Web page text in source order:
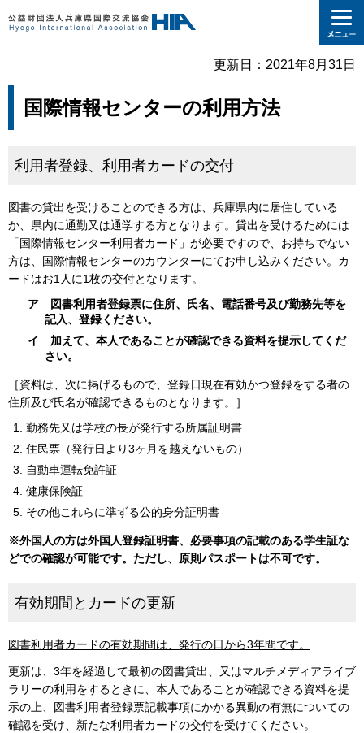
更新日：2021年8月31日
国際情報センターの利用方法
利用者登録、利用者カードの交付
図書の貸出を受けることのできる方は、兵庫県内に居住している
か、県内に通勤又は通学する方となります。貸出を受けるためには
「国際情報センター利用者カード」が必要ですので、お持ちでない
方は、国際情報センターのカウンターにてお申し込みください。カ
ードはお1人に1枚の交付となります。
ア 図書利用者登録票に住所、氏名、電話番号及び勤務先等を
記入、登録ください。
イ 加えて、本人であることが確認できる資料を提示してくだ
さい。
［資料は、次に掲げるもので、登録日現在有効かつ登録をする者の
住所及び氏名が確認できるものとなります。］
勤務先又は学校の長が発行する所属証明書
住民票（発行日より3ヶ月を越えないもの）
自動車運転免許証
健康保険証
その他これらに準ずる公的身分証明書
※外国人の方は外国人登録証明書、必要事項の記載のある学生証な
どでの確認が可能です。ただし、原則パスポートは不可です。
有効期間とカードの更新
図書利用者カードの有効期間は、発行の日から3年間です。
更新は、3年を経過して最初の図書貸出、又はマルチメディアライブ
ラリーの利用をするときに、本人であることが確認できる資料を提
示の上、図書利用者登録票記載事項にかかる異動の有無についての
確認を受け、新たな利用者カードの交付を受けてください。